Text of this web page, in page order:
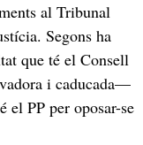
al Tribunal
Segons ha
que té el Consell
i caducada—
el PP per oposar-se